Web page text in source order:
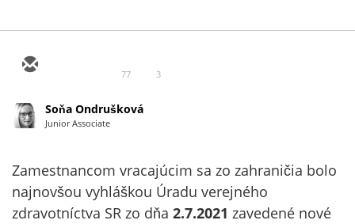
77 3
Soňa Ondrušková
Junior Associate
Zamestnancom vracajúcim sa zo zahraničia bolo
najnovšou vyhláškou Úradu verejného
zdravotníctva SR zo dňa 2.7.2021 zavedené nové